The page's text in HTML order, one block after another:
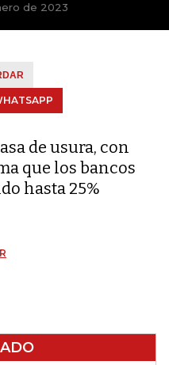
de 2023
de usura, con
que los bancos
hasta 25%